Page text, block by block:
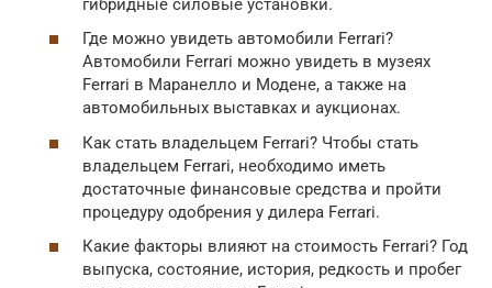
гибридные силовые установки.
Где можно увидеть автомобили Ferrari?
Автомобили Ferrari можно увидеть в музеях
Ferrari в Маранелло и Модене, а также на
автомобильных выставках и аукционах.
Как стать владельцем Ferrari? Чтобы стать
владельцем Ferrari, необходимо иметь
достаточные финансовые средства и пройти
процедуру одобрения у дилера Ferrari.
Какие факторы влияют на стоимость Ferrari? Год
выпуска, состояние, история, редкость и пробег